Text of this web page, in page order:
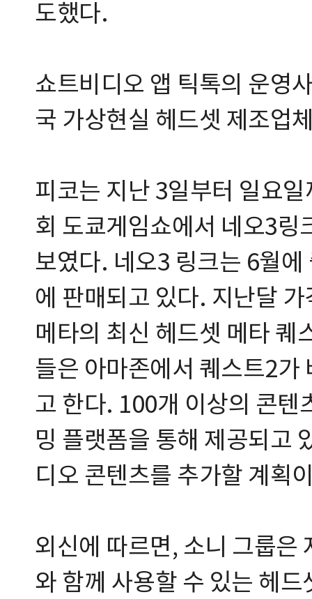
도했다.
쇼트비디오 앱 틱톡의 운영
국 가상현실 헤드셋 제조업
피코는 지난 3일부터 일요
회 도쿄게임쇼에서 네오3링
보였다. 네오3 링크는 6월
에 판매되고 있다. 지난달
메타의 최신 헤드셋 메타 퀘
들은 아마존에서 퀘스트2가
고 한다. 100개 이상의 콘텐
밍 플랫폼을 통해 제공되고
디오 콘텐츠를 추가할 계획
외신에 따르면, 소니 그룹은
와 함께 사용할 수 있는 헤